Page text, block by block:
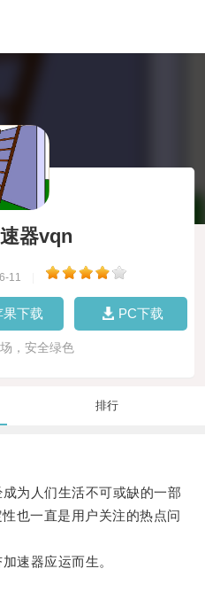
器vqn
11
果下载 PC下载
，安全绿色
排行
人们生活不可或缺的一部
也一直是用户关注的热点问
速器应运而生。